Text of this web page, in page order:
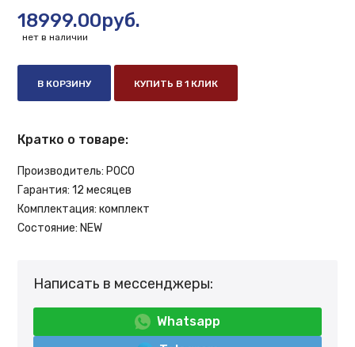
18999.00руб.
нет в наличии
В КОРЗИНУ КУПИТЬ В 1 КЛИК
Кратко о товаре:
Производитель: POCO
Гарантия: 12 месяцев
Комплектация: комплект
Состояние: NEW
Написать в мессенджеры:
Whatsapp